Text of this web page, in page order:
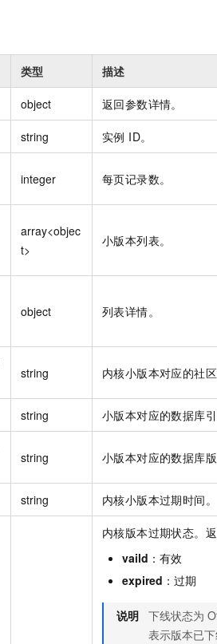
类型 描述
object 返回参数详情。
string 实例 ID。
integer 每页记录数。
array<objec
t>
小版本列表。
object 列表详情。
string 内核小版本对应的社区
string 小版本对应的数据库引
string 小版本对应的数据库版
string 内核小版本过期时间。
内核版本过期状态。
vaild ：有效
expired ：过期
说明 下线状态为
表示版本已